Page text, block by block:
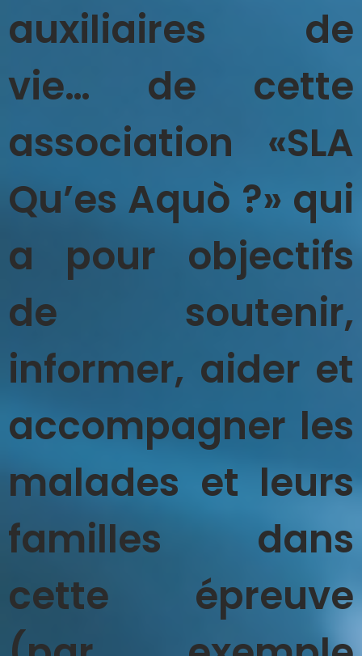
auxiliaires de
vie… de cette
association «SLA
Qu’es Aquò ?» qui
a pour objectifs
de soutenir,
informer, aider et
accompagner les
malades et leurs
familles dans
cette épreuve